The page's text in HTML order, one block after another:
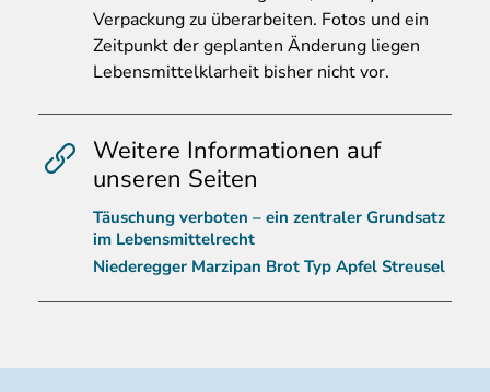
Verpackung zu überarbeiten. Fotos und ein
Zeitpunkt der geplanten Änderung liegen
Lebensmittelklarheit bisher nicht vor.
Weitere Informationen auf
unseren Seiten
Täuschung verboten – ein zentraler Grundsatz
im Lebensmittelrecht
Niederegger Marzipan Brot Typ Apfel Streusel